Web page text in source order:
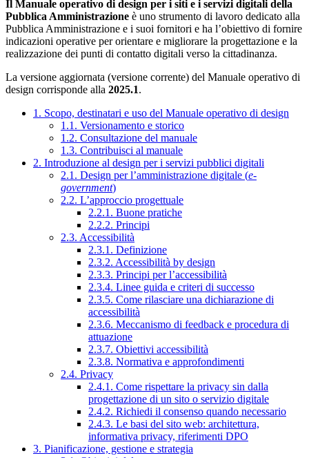
Il Manuale operativo di design per i siti e i servizi digitali della
Pubblica Amministrazione è uno strumento di lavoro dedicato alla
Pubblica Amministrazione e i suoi fornitori e ha l’obiettivo di fornire
indicazioni operative per orientare e migliorare la progettazione e la
realizzazione dei punti di contatto digitali verso la cittadinanza.
La versione aggiornata (versione corrente) del Manuale operativo di
design corrisponde alla 2025.1.
1. Scopo, destinatari e uso del Manuale operativo di design
1.1. Versionamento e storico
1.2. Consultazione del manuale
1.3. Contribuisci al manuale
2. Introduzione al design per i servizi pubblici digitali
2.1. Design per l’amministrazione digitale (e-
government)
2.2. L’approccio progettuale
2.2.1. Buone pratiche
2.2.2. Principi
2.3. Accessibilità
2.3.1. Definizione
2.3.2. Accessibilità by design
2.3.3. Principi per l’accessibilità
2.3.4. Linee guida e criteri di successo
2.3.5. Come rilasciare una dichiarazione di
accessibilità
2.3.6. Meccanismo di feedback e procedura di
attuazione
2.3.7. Obiettivi accessibilità
2.3.8. Normativa e approfondimenti
2.4. Privacy
2.4.1. Come rispettare la privacy sin dalla
progettazione di un sito o servizio digitale
2.4.2. Richiedi il consenso quando necessario
2.4.3. Le basi del sito web: architettura,
informativa privacy, riferimenti DPO
3. Pianificazione, gestione e strategia